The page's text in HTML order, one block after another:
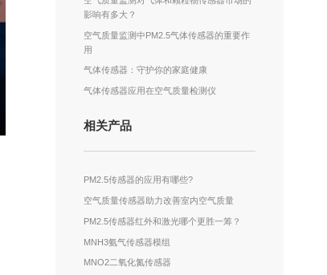
影响有多大？
空气质量监测中PM2.5气体传感器的重要作
用
气体传感器：守护你的家庭健康
气体传感器应用在空气质量检测仪
相关产品
PM2.5传感器的应用有哪些?
空气质量传感器助力改善室内空气质量
PM2.5传感器红外和激光哪个更胜一筹？
MNH3氨气传感器模组
MNO2二氧化氮传感器